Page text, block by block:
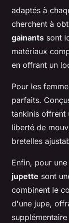
adaptés à
cherchent à
gainants sont
matériaux
en offrant un
Pour les
parfaits.
tankinis offrent
liberté de
bretelles
Enfin, pour
jupette sont
combinent le
d'une jupe,